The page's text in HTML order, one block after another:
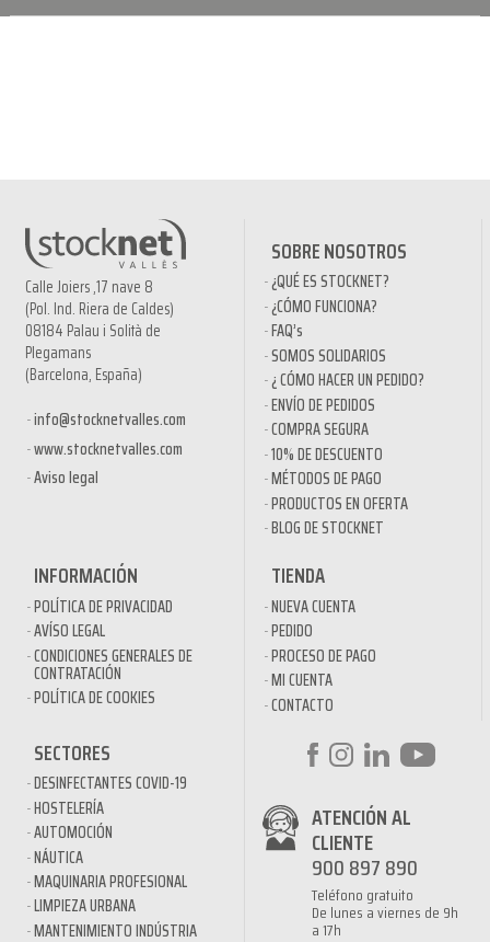
Calle Joiers ,17 nave 8
(Pol. Ind. Riera de Caldes)
08184 Palau i Solità de
Plegamans
(Barcelona, España)
info@stocknetvalles.com
www.stocknetvalles.com
Aviso legal
SOBRE NOSOTROS
¿QUÉ ES STOCKNET?
¿CÓMO FUNCIONA?
FAQ’s
SOMOS SOLIDARIOS
¿ CÓMO HACER UN PEDIDO?
ENVÍO DE PEDIDOS
COMPRA SEGURA
10% DE DESCUENTO
MÉTODOS DE PAGO
PRODUCTOS EN OFERTA
BLOG DE STOCKNET
INFORMACIÓN
POLÍTICA DE PRIVACIDAD
AVÍSO LEGAL
CONDICIONES GENERALES DE
CONTRATACIÓN
POLÍTICA DE COOKIES
TIENDA
NUEVA CUENTA
PEDIDO
PROCESO DE PAGO
MI CUENTA
CONTACTO
SECTORES
DESINFECTANTES COVID-19
HOSTELERÍA
AUTOMOCIÓN
NÁUTICA
MAQUINARIA PROFESIONAL
LIMPIEZA URBANA
MANTENIMIENTO INDÚSTRIA
ATENCIÓN AL
CLIENTE
900 897 890
Teléfono gratuito
De lunes a viernes de 9h
a 17h